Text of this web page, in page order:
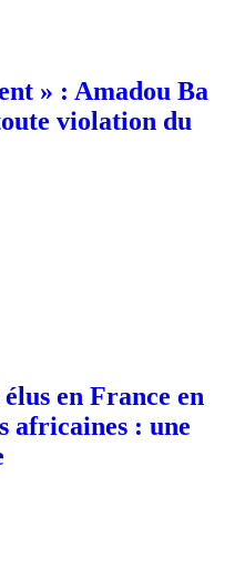
» : Amadou Ba
violation du
en France en
africaines : une